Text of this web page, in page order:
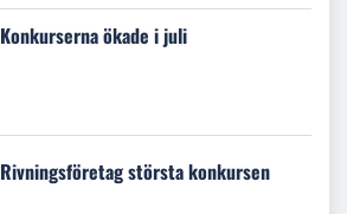
Konkurserna ökade i juli
Rivningsföretag största konkursen